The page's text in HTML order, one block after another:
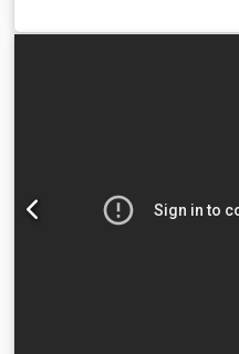
صندلی‌ها:۸, سوخت:دیزل,